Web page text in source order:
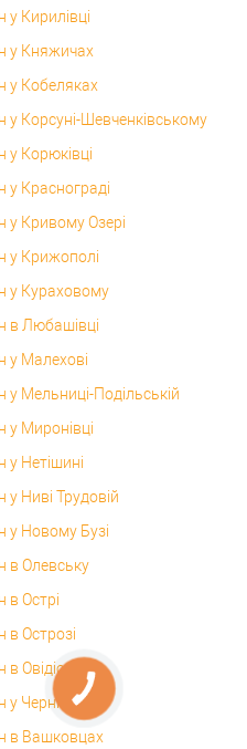
у Кирилівці
у Княжичах
у Кобеляках
у Корсунi-Шевченківському
у Корюківці
у Краснограді
у Кривому Озері
у Крижополі
у Кураховому
в Любашівці
у Малехові
у Мельниці-Подільській
у Миронівці
у Нетішині
у Ниві Трудовій
у Новому Бузі
в Олевську
в Острі
в Острозі
Овідіополі
Чернівцях
в Вашковцах